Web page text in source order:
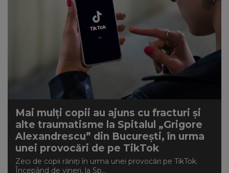
Mai mulți copii au ajuns cu fracturi și
alte traumatisme la Spitalul „Grigore
Alexandrescu” din București, în urma
unei provocări de pe TikTok
Zeci de copii răniți în urma unei provocări pe TikTok.
Începând de vineri, la Sp...